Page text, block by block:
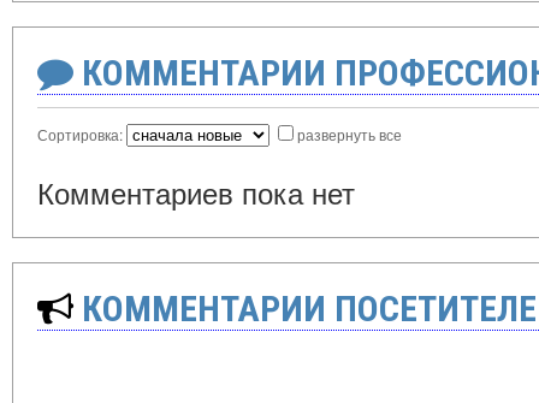
КОММЕНТАРИИ
Сортировка: развернуть все
Комментариев пока нет
КОММЕНТАРИИ